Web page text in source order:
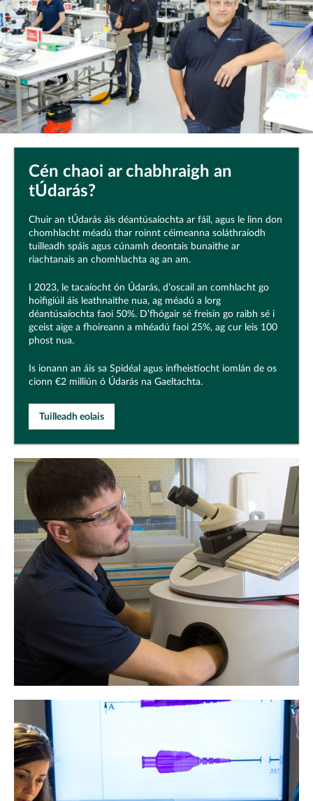
Cén chaoi ar chabhraigh an
tÚdarás?
Chuir an tÚdarás áis déantúsaíochta ar fáil, agus le linn don
chomhlacht méadú thar roinnt céimeanna soláthraíodh
tuilleadh spáis agus cúnamh deontais bunaithe ar
riachtanais an chomhlachta ag an am.
I 2023, le tacaíocht ón Údarás, d’oscail an comhlacht go
hoifigiúil áis leathnaithe nua, ag méadú a lorg
déantúsaíochta faoi 50%. D’fhógair sé freisin go raibh sé i
gceist aige a fhoireann a mhéadú faoi 25%, ag cur leis 100
phost nua.
Is ionann an áis sa Spidéal agus infheistíocht iomlán de os
cionn €2 milliún ó Údarás na Gaeltachta.
Tuilleadh eolais